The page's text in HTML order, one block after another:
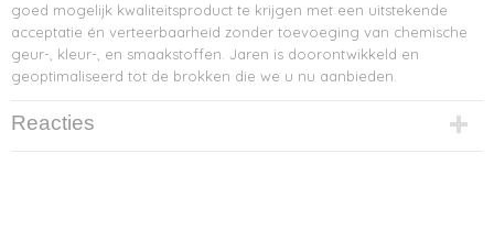
goed mogelijk kwaliteitsproduct te krijgen met een uitstekende
acceptatie én verteerbaarheid zonder toevoeging van chemische
geur-, kleur-, en smaakstoffen. Jaren is doorontwikkeld en
geoptimaliseerd tot de brokken die we u nu aanbieden.
Reacties